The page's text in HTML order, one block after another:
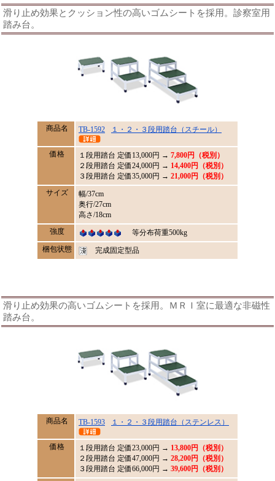
滑り止め効果とクッション性の高いゴムシートを採用。診察室用
踏み台。
商品名 TB-1592 １・２・３段用踏台（スチール）
価格 １段用踏台 定価 13,000円 → 7,800円（税別）
２段用踏台 定価24,000円 → 14,400円（税別）
３段用踏台 定価35,000円 → 21,000円（税別）
サイズ
幅/37cm
奥行/27cm
高さ/18cm
強度
等分布荷重500kg
梱包状態
完成固定型品
滑り止め効果の高いゴムシートを採用。ＭＲＩ室に最適な非磁性
踏み台。
商品名 TB-1593 １・２・３段用踏台（ステンレス）
価格 １段用踏台 定価23,000円 → 13,800円（税別）
２段用踏台 定価47,000円 → 28,200円（税別）
３段用踏台 定価66,000円 → 39,600円（税別）